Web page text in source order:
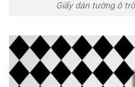
Giấy dán tường ô